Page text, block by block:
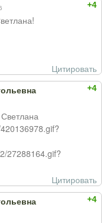
+4
Цитировать
+4
27288164.gif?
Цитировать
+4